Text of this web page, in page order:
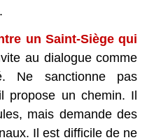
un Saint-Siège qui
au dialogue comme
Ne sanctionne pas
propose un chemin. Il
mais demande des
Il est difficile de ne